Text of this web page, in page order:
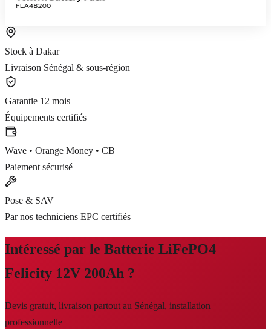
Stock à Dakar
Livraison Sénégal & sous-région
Garantie 12 mois
Équipements certifiés
Wave • Orange Money • CB
Paiement sécurisé
Pose & SAV
Par nos techniciens EPC certifiés
Intéressé par le Batterie LiFePO4
Felicity 12V 200Ah ?
Devis gratuit, livraison partout au Sénégal, installation
professionnelle